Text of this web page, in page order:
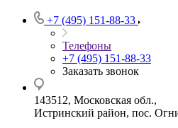
+7 (495) 151-88-33
Телефоны
+7 (495) 151-88-33
Заказать звонок
143512, Московская обл.,
Истринский район, пос.